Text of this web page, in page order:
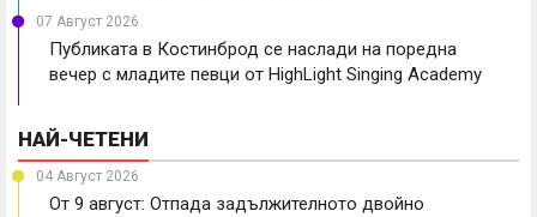
07 Август 2026
Публиката в Костинброд се наслади на поредна
вечер с младите певци от HighLight Singing Academy
НАЙ-ЧЕТЕНИ
04 Август 2026
От 9 август: Отпада задължителното двойно